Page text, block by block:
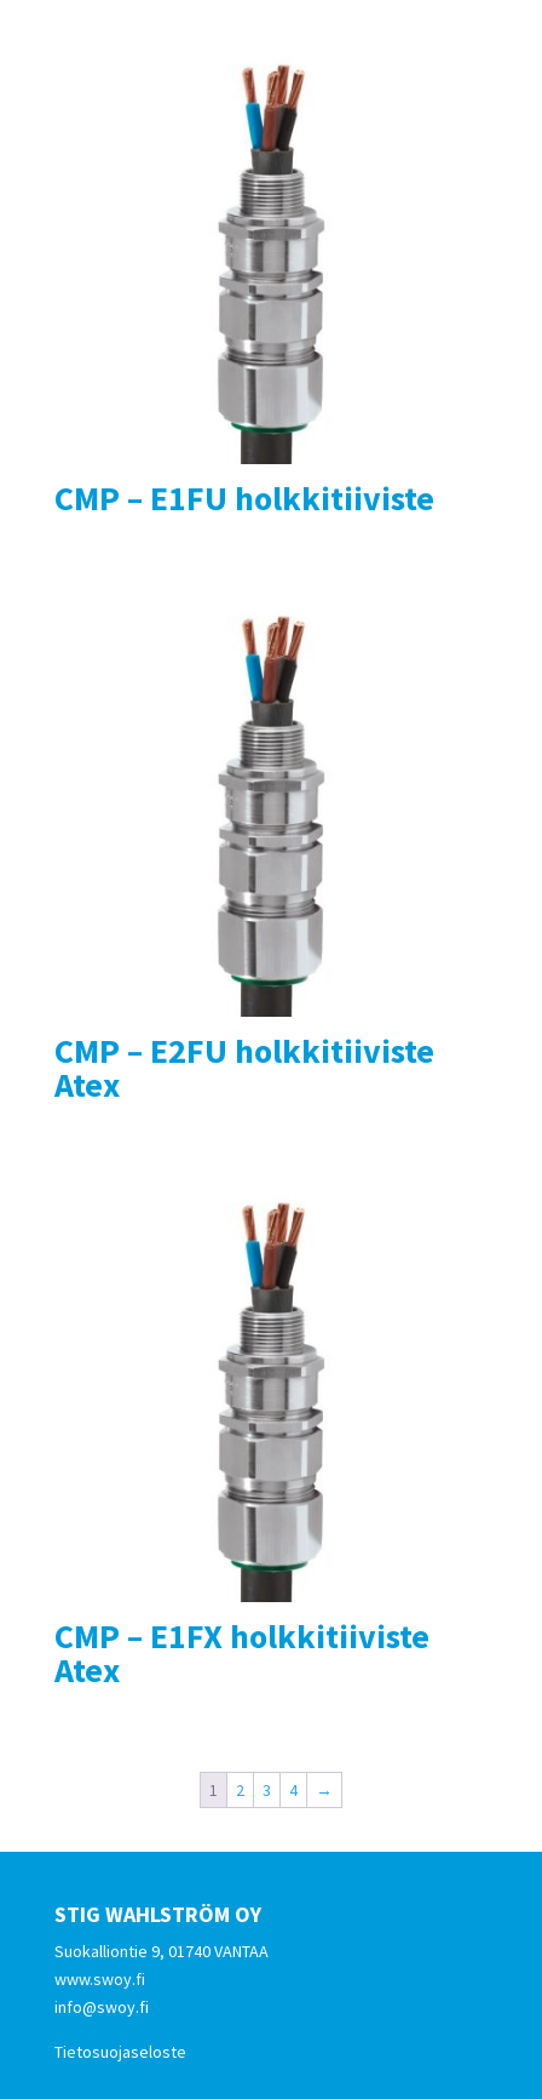
CMP – E1FU holkkitiiviste
CMP – E2FU holkkitiiviste
Atex
CMP – E1FX holkkitiiviste
Atex
1 2 3 4 →
STIG WAHLSTRÖM OY
Suokalliontie 9, 01740 VANTAA
www.swoy.fi
info@swoy.fi
Tietosuojaseloste